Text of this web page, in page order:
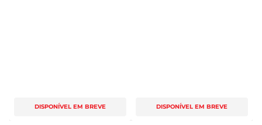
DISPONÍVEL EM BREVE DISPONÍVEL EM BREVE